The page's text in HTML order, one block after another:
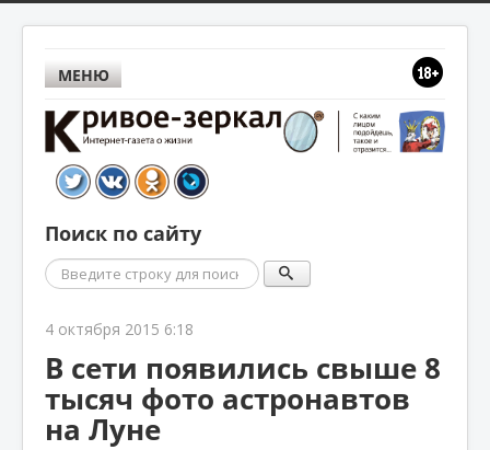
МЕНЮ
Поиск по сайту
Поиск
4 октября 2015 6:18
В сети появились свыше 8
тысяч фото астронавтов
на Луне